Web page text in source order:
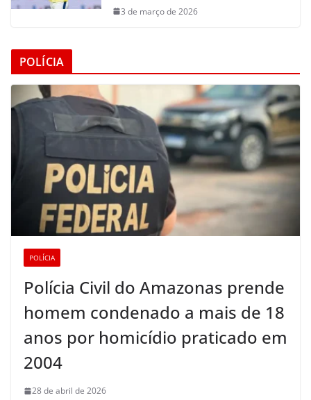
3 de março de 2026
POLÍCIA
POLÍCIA
Polícia Civil do Amazonas prende
homem condenado a mais de 18
anos por homicídio praticado em
2004
28 de abril de 2026